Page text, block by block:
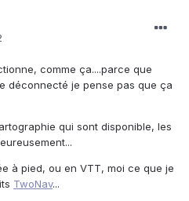
comme ça....parce que
déconnecté je pense pas que ça
qui sont disponible, les
à pied, ou en VTT, moi ce que je
TwoNav...